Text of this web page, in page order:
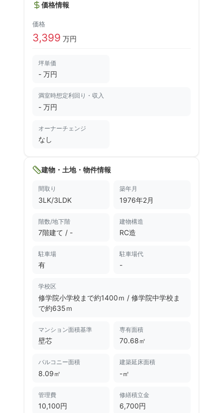
価格情報
価格
3,399 万円
坪単価
- 万円
満室時想定利回り・収入
- 万円
オーナーチェンジ
なし
建物・土地・物件情報
間取り
3LK/3LDK
築年月
1976年2月
階数/地下階
7階建て / -
建物構造
RC造
駐車場
有
駐車場代
-
学校区
修学院小学校まで約1400ｍ / 修学院中学校ま
で約635ｍ
マンション面積基準
壁芯
専有面積
70.68㎡
バルコニー面積
8.09㎡
建築延床面積
-㎡
管理費
10,100円
修繕積立金
6,700円